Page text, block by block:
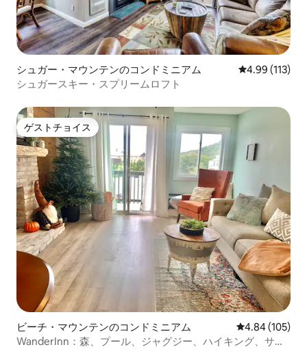
シュガー・マウンテンのコンドミニアム レビュー113
4.99 (113)
シュガースキー・スプリームロフト
ゲストチョイス
ゲストチョイス
ビーチ・マウンテンのコンドミニアム レビュー105
4.84 (105)
WanderInn：森、プール、ジャグジー、ハイキング、サイ